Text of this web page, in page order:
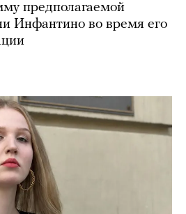
предполагаемой
Инфантино во время его